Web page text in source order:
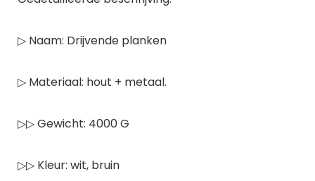
▷ Naam: Drijvende planken
▷ Materiaal: hout + metaal.
▷▷ Gewicht: 4000 G
▷▷ Kleur: wit, bruin